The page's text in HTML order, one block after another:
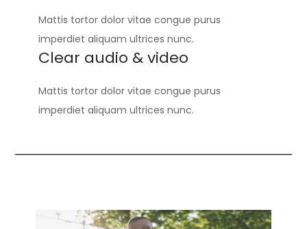
Mattis tortor dolor vitae congue purus
imperdiet aliquam ultrices nunc.
Clear audio & video​
Mattis tortor dolor vitae congue purus
imperdiet aliquam ultrices nunc.